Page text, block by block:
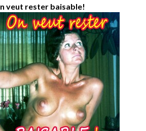
veut rester baisable!